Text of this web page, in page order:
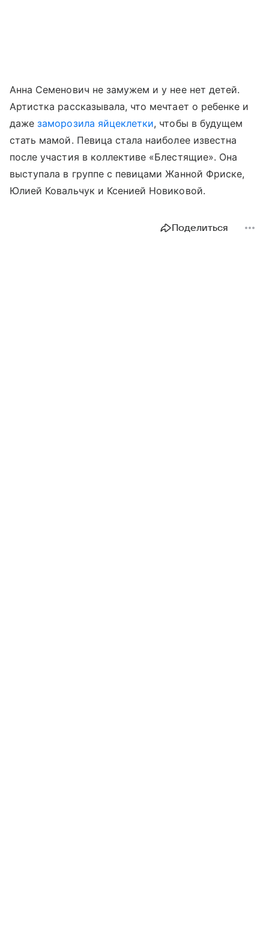
Анна Семенович не замужем и у нее нет детей.
Артистка рассказывала, что мечтает о ребенке и
дажезаморозила яйцеклетки, чтобы в будущем
стать мамой. Певица стала наиболее известна
после участия в коллективе «Блестящие». Она
выступала в группе с певицами Жанной Фриске,
Юлией Ковальчук и Ксенией Новиковой.
Поделиться